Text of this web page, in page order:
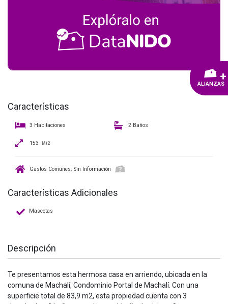
Características
3 Habitaciones 2 Baños
153 Mt2
Gastos Comunes: Sin Información
Características Adicionales
Mascotas
Descripción
Te presentamos esta hermosa casa en arriendo, ubicada en la
comuna de Machalí, Condominio Portal de Machalí. Con una
superficie total de 83,9 m2, esta propiedad cuenta con 3
+
ALIANZAS